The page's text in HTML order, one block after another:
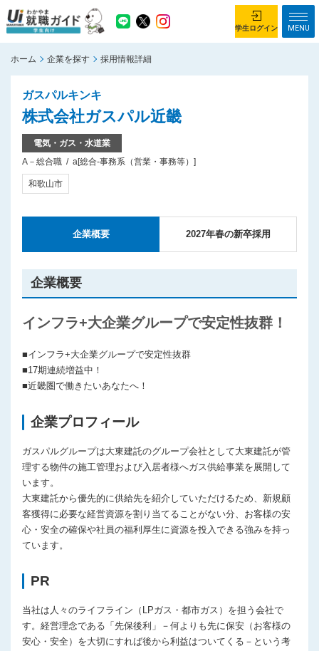
ホーム 企業を探す
がっつり就業体験コース
イベント情報 はじめて利用する方へ
お知らせ
総合トップページ
お問い合わせ
サイトマップ
利用規約
学生ログイン MENU
ホーム 企業を探す 採用情報詳細
ガスパルキンキ
株式会社ガスパル近畿
電気・ガス・水道業
A－総合職
a[総合-事務系（営業・事務等）]
和歌山市
企業概要 2027年春の新卒採用
企業概要
インフラ+大企業グループで安定性抜群！
■インフラ+大企業グループで安定性抜群
■17期連続増益中！
■近畿圏で働きたいあなたへ！
企業プロフィール
ガスパルグループは大東建託のグループ会社として大東建託が管
理する物件の施工管理および入居者様へガス供給事業を展開して
います。
大東建託から優先的に供給先を紹介していただけるため、新規顧
客獲得に必要な経営資源を割り当てることがない分、お客様の安
心・安全の確保や社員の福利厚生に資源を投入できる強みを持っ
ています。
PR
当社は人々のライフライン（LPガス・都市ガス）を担う会社で
す。経営理念である「先保後利」－何よりも先に保安（お客様の
安心・安全）を大切にすれば後から利益はついてくる－という考